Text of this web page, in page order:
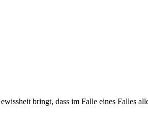
bringt, dass im Falle eines Falles